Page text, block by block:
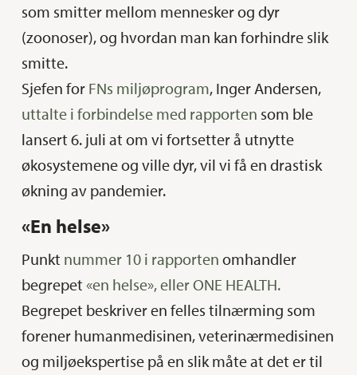
som smitter mellom mennesker og dyr
(zoonoser), og hvordan man kan forhindre slik
smitte.
Sjefen for FNs miljøprogram, Inger Andersen,
uttalte i forbindelse med rapporten som ble
lansert 6. juli at om vi fortsetter å utnytte
økosystemene og ville dyr, vil vi få en drastisk
økning av pandemier.
«En helse»
Punkt nummer 10 i rapporten omhandler
begrepet «en helse», eller ONE HEALTH.
Begrepet beskriver en felles tilnærming som
forener humanmedisinen, veterinærmedisinen
og miljøekspertise på en slik måte at det er til